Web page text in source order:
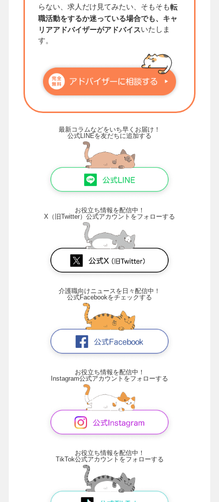
らない、求人だけ見てみたい、そもそも転
職活動をするか迷っている場合でも、キャ
リアアドバイザーがアドバイスいたしま
す。
最新コラムなどをいち早くお届け！
公式LINEを友だちに追加する
お役立ち情報を配信中！
X（旧Twitter）公式アカウントをフォローする
介護職向けニュースを日々配信中！
公式Facebookをチェックする
お役立ち情報を配信中！
Instagram公式アカウントをフォローする
お役立ち情報を配信中！
TikTok公式アカウントをフォローする